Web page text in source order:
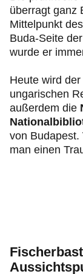
überragt ganz
Mittelpunkt
Buda-Seite
wurde er
Heute wird
ungarischen
außerdem die
von Budapest.
man einen